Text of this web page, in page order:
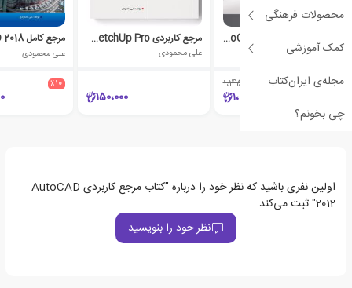
محصولات فرهنگی
کمک آموزشی
مجله‌ی ایران‌کتاب
چی بخونم؟
آموزش کاربردی AutoCAD 2016
علی محمودی
٪10 1،145،100
1،030،590
مرجع کاربردی SketchUp Pro برای معماران
علی محمودی
150،000
مرجع کامل AutoCAD 2018
علی محمودی
٪10
اولین نفری باشید که نظر خود را درباره "کتاب مرجع کاربردی AutoCAD
2012" ثبت می‌کند
نظر خود را بنویسید